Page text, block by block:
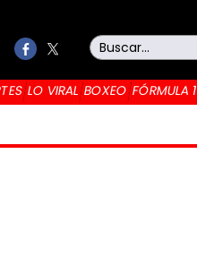
LO VIRAL BOXEO FÓRMULA 1